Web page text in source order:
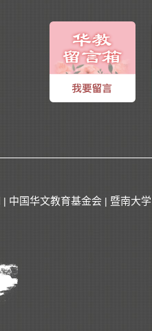
| 中国华文教育基金会 | 暨南大学